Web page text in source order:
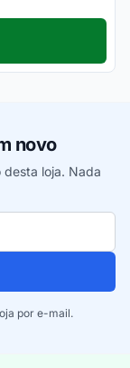
novo
desta loja. Nada
por e-mail.